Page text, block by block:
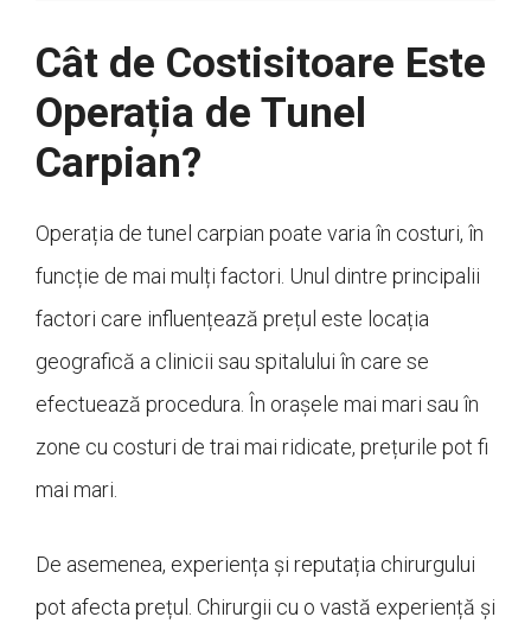
Cât de Costisitoare Este
Operația de Tunel
Carpian?
Operația de tunel carpian poate varia în costuri, în
funcție de mai mulți factori. Unul dintre principalii
factori care influențează prețul este locația
geografică a clinicii sau spitalului în care se
efectuează procedura. În orașele mai mari sau în
zone cu costuri de trai mai ridicate, prețurile pot fi
mai mari.
De asemenea, experiența și reputația chirurgului
pot afecta prețul. Chirurgii cu o vastă experiență și